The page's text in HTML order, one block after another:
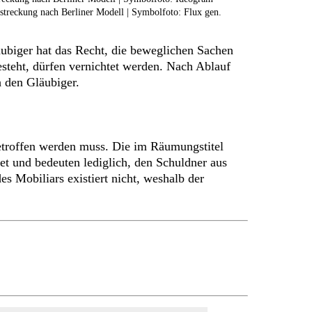
nach Berliner Modell | Symbolfoto: Flux gen.
hat das Recht, die beweglichen Sachen
dürfen vernichtet werden. Nach Ablauf
Gläubiger.
werden muss. Die im Räumungstitel
und bedeuten lediglich, den Schuldner aus
Mobiliars existiert nicht, weshalb der